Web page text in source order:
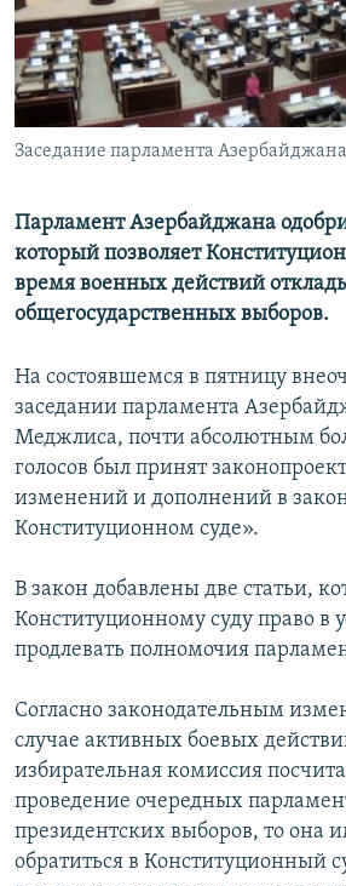
Հայերեն
English
Русский
Заседание парламента
Парламент Азербайджана
который позволяет
время военных действий
общегосударственных выборов.
На состоявшемся в пятницу
заседании парламента
Меджлиса, почти абсолютным
голосов был принят
изменений и дополнений в
Конституционном суде».
В закон добавлены две статьи,
Конституционному суду право в
продлевать полномочия
Согласно законодательным
случае активных боевых
избирательная комиссия
проведение очередных
президентских выборов, то она
обратиться в Конституционный